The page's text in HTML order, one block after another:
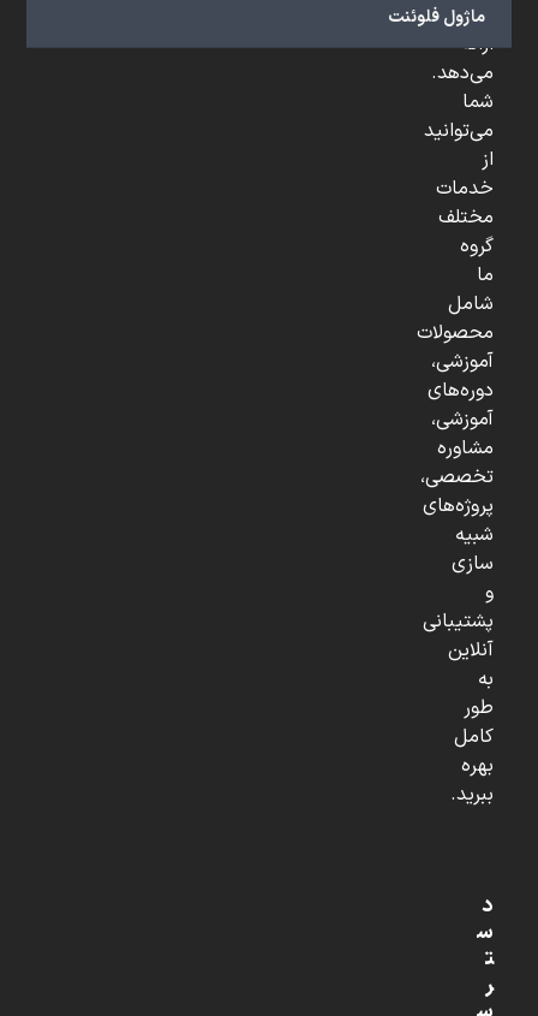
ماژول فلوئنت
...
ارائه
می‌دهد.
شما
می‌توانید
از
خدمات
مختلف
گروه
ما
شامل
محصولات
آموزشی،
دوره‌های
آموزشی،
مشاوره
تخصصی،
پروژه‌های
شبیه
سازی
و
پشتیبانی
آنلاین
به
طور
کامل
بهره
ببرید.
د
س
ت
ر